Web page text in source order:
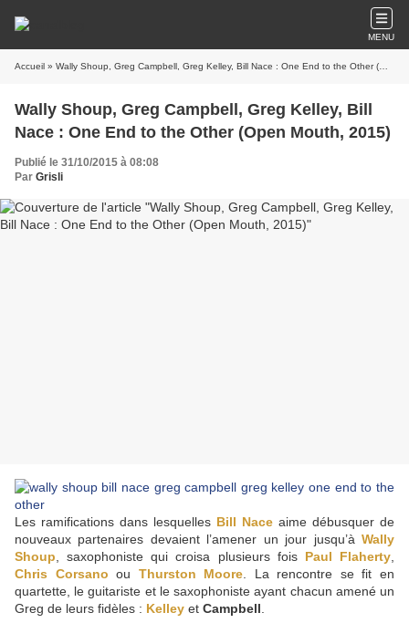
MENU
Accueil » Wally Shoup, Greg Campbell, Greg Kelley, Bill Nace : One End to the Other (Open Mouth, 2015)
Wally Shoup, Greg Campbell, Greg Kelley, Bill
Nace : One End to the Other (Open Mouth, 2015)
Publié le 31/10/2015 à 08:08
Par Grisli
Les ramifications dans lesquelles Bill Nace aime débusquer de
nouveaux partenaires devaient l’amener un jour jusqu’à Wally
Shoup , saxophoniste qui croisa plusieurs fois Paul Flaherty
Chris Corsano ou Thurston Moore . La rencontre se fit en
quartette, le guitariste et le saxophoniste ayant chacun amené un
Greg de leurs fidèles : Kelley et Campbell